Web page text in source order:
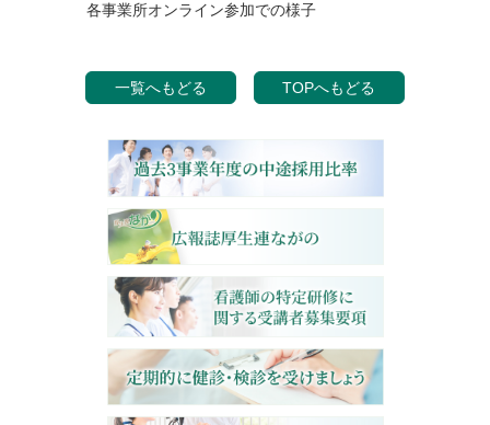
各事業所オンライン参加での様子
一覧へもどる TOPへもどる